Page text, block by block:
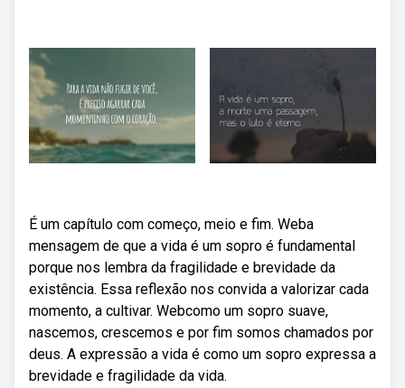
É um capítulo com começo, meio e fim. Weba
mensagem de que a vida é um sopro é fundamental
porque nos lembra da fragilidade e brevidade da
existência. Essa reflexão nos convida a valorizar cada
momento, a cultivar. Webcomo um sopro suave,
nascemos, crescemos e por fim somos chamados por
deus. A expressão a vida é como um sopro expressa a
brevidade e fragilidade da vida.